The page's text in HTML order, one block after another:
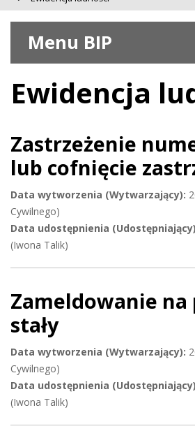
Menu BIP
Ewidencja
Zastrzeżenie
lub cofnięcie
Data wytworzenia (Wytwarzający):
Cywilnego)
Data udostępnienia
(Iwona Talik)
Zameldowanie na
stały
Data wytworzenia (Wytwarzający):
Cywilnego)
Data udostępnienia
(Iwona Talik)